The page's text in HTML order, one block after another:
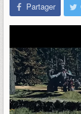
Partager